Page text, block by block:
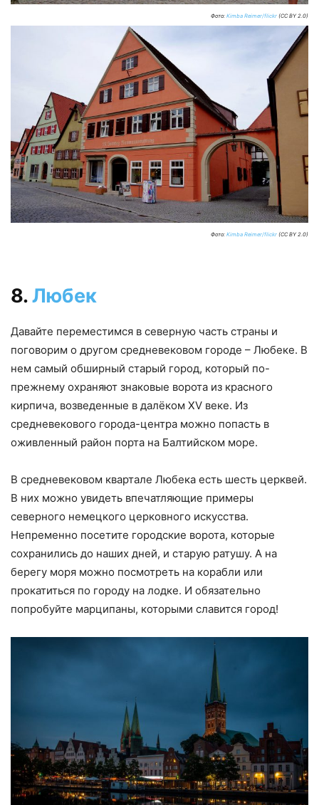
Фото: Kimba Reimer/flickr (CC BY 2.0)
Фото: Kimba Reimer/flickr (CC BY 2.0)
8.Любек
Давайте переместимся в северную часть страны и
поговорим о другом средневековом городе – Любеке. В
нем самый обширный старый город, который по-
прежнему охраняют знаковые ворота из красного
кирпича, возведенные в далёком XV веке. Из
средневекового города-центра можно попасть в
оживленный район порта на Балтийском море.
В средневековом квартале Любека есть шесть церквей.
В них можно увидеть впечатляющие примеры
северного немецкого церковного искусства.
Непременно посетите городские ворота, которые
сохранились до наших дней, и старую ратушу. А на
берегу моря можно посмотреть на корабли или
прокатиться по городу на лодке. И обязательно
попробуйте марципаны, которыми славится город!